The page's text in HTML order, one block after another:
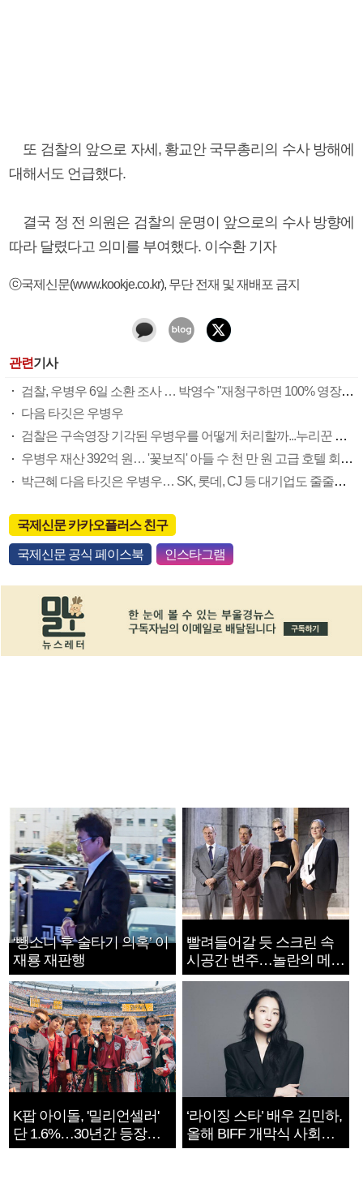
또 검찰의 앞으로 자세, 황교안 국무총리의 수사 방해에
대해서도 언급했다.
결국 정 전 의원은 검찰의 운명이 앞으로의 수사 방향에
따라 달렸다고 의미를 부여했다. 이수환 기자
ⓒ국제신문(www.kookje.co.kr), 무단 전재 및 재배포 금지
관련기사
검찰, 우병우 6일 소환 조사 … 박영수 "재청구하면 100% 영장 발부"
다음 타깃은 우병우
검찰은 구속영장 기각된 우병우를 어떻게 처리할까...누리꾼 구속 수사 촉구
우병우 재산 392억 원… '꽃보직' 아들 수 천 만 원 고급 호텔 회원권 구매
박근혜 다음 타깃은 우병우… SK, 롯데, CJ 등 대기업도 줄줄이 대기
국제신문 카카오플러스 친구
국제신문 공식 페이스북 인스타그램
‘뺑소니 후 술타기 의혹’ 이
재룡 재판행
빨려들어갈 듯 스크린 속
시공간 변주…놀란의 메시
지는 ‘전쟁 속죄’
K팝 아이돌, '밀리언셀러'
단 1.6%…30년간 등장
1182개팀 전수조사
‘라이징 스타’ 배우 김민하,
올해 BIFF 개막식 사회자
확정